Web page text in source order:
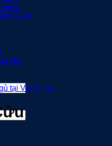
người
Hải
tại Vũng Tàu